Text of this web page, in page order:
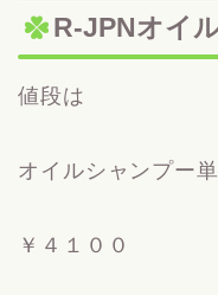
R-JPNオイ
値段は
オイルシャンプー
￥４１００